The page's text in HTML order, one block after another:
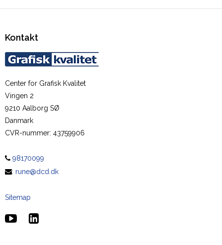
Kontakt
Center for Grafisk Kvalitet
Vingen 2
9210 Aalborg SØ
Danmark
CVR-nummer: 43759906
98170099
: rune@dcd.dk
Sitemap